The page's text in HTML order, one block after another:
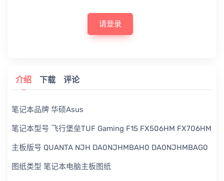
请登录
介绍 下载 评论
笔记本品牌 华硕Asus
笔记本型号 飞行堡垒TUF Gaming F15 FX506HM FX706HM
主板版号 QUANTA NJH DA0NJHMBAH0 DA0NJHMBAG0
图纸类型 笔记本电脑主板图纸